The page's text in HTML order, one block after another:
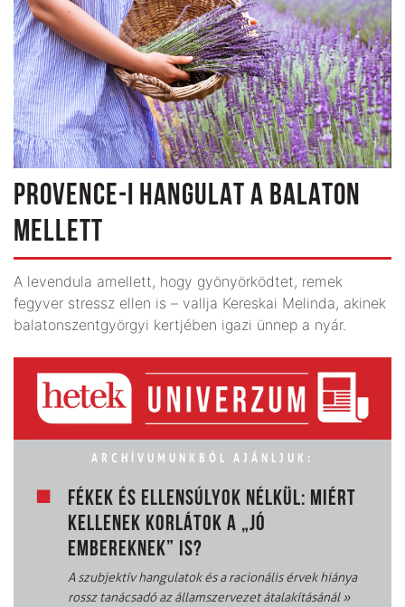
PROVENCE-I HANGULAT A BALATON
MELLETT
A levendula amellett, hogy gyönyörködtet, remek
fegyver stressz ellen is – vallja Kereskai Melinda, akinek
balatonszentgyörgyi kertjében igazi ünnep a nyár.
ARCHÍVUMUNKBÓL AJÁNLJUK:
FÉKEK ÉS ELLENSÚLYOK NÉLKÜL: MIÉRT
KELLENEK KORLÁTOK A „JÓ
EMBEREKNEK” IS?
A szubjektív hangulatok és a racionális érvek hiánya
rossz tanácsadó az államszervezet átalakításánál»